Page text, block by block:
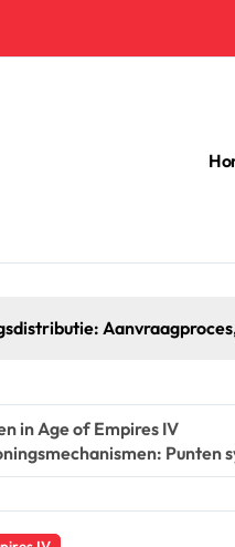
in Age of Empires IV
Punten